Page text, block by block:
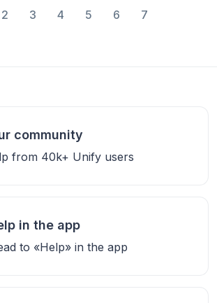
2 3 4 5 6 7
community
from 40k+ Unify users
in the app
to «Help» in the app